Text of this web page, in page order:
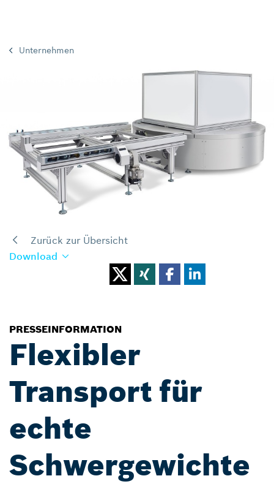
Unternehmen
Zurück zur Übersicht
Download
PRESSEINFORMATION
Flexibler
Transport für
echte
Schwergewichte